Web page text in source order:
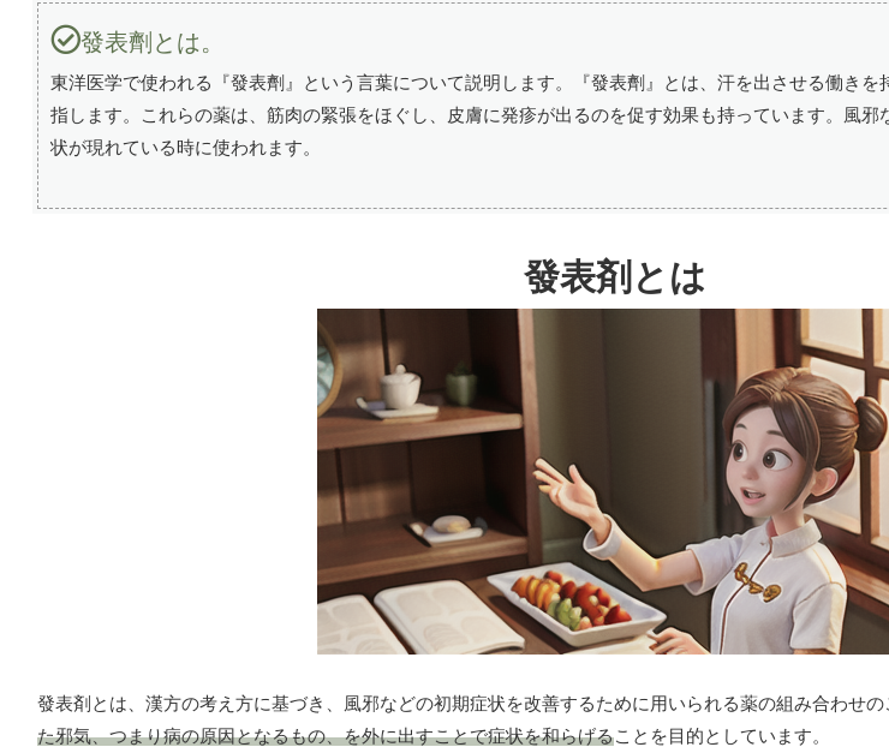
發表劑とは。
東洋医学で使われる『發表劑』という言葉について説明します。『發表劑』とは、汗を出させる働き
指します。これらの薬は、筋肉の緊張をほぐし、皮膚に発疹が出るのを促す効果も持っています。風
状が現れている時に使われます。
發表剤とは
發表剤とは、漢方の考え方に基づき、風邪などの初期症状を改善するために用いられる薬の組み合わせの
た邪気、つまり病の原因となるもの、を外に出すことで症状を和らげることを目的としています。